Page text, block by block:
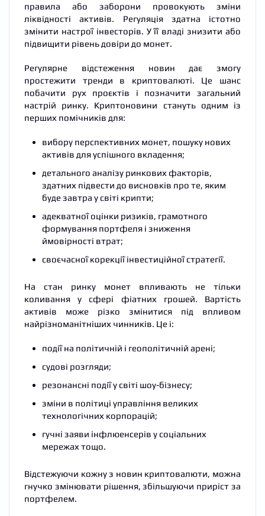
правила або заборони провокують зміни
ліквідності активів. Регуляція здатна істотно
змінити настрої інвесторів. У її владі знизити або
підвищити рівень довіри до монет.
Регулярне відстеження новин дає змогу
простежити тренди в криптовалюті. Це шанс
побачити рух проєктів і позначити загальний
настрій ринку. Криптоновини стануть одним із
перших помічників для:
вибору перспективних монет, пошуку нових
активів для успішного вкладення;
детального аналізу ринкових факторів,
здатних підвести до висновків про те, яким
буде завтра у світі крипти;
адекватної оцінки ризиків, грамотного
формування портфеля і зниження
ймовірності втрат;
своєчасної корекції інвестиційної стратегії.
На стан ринку монет впливають не тільки
коливання у сфері фіатних грошей. Вартість
активів може різко змінитися під впливом
найрізноманітніших чинників. Це і:
події на політичній і геополітичній арені;
судові розгляди;
резонансні події у світі шоу-бізнесу;
зміни в політиці управління великих
технологічних корпорацій;
гучні заяви інфлюенсерів у соціальних
мережах тощо.
Відстежуючи кожну з новин криптовалюти, можна
гнучко змінювати рішення, збільшуючи приріст за
портфелем.